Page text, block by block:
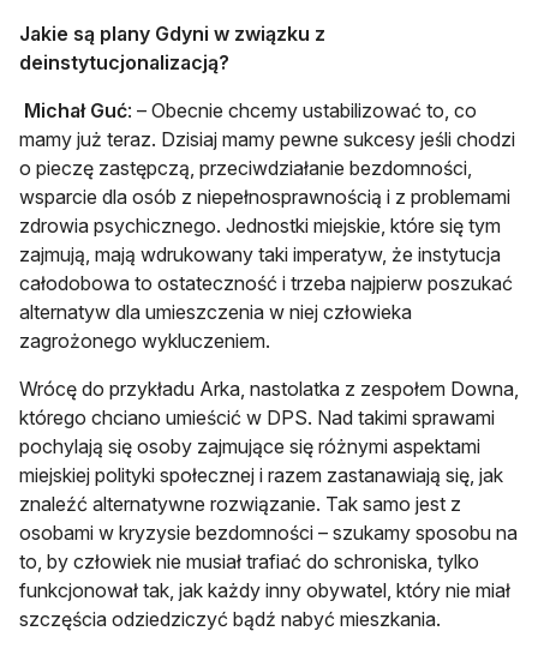
Jakie są plany Gdyni w związku z
deinstytucjonalizacją?
Michał Guć: – Obecnie chcemy ustabilizować to, co
mamy już teraz. Dzisiaj mamy pewne sukcesy jeśli chodzi
o pieczę zastępczą, przeciwdziałanie bezdomności,
wsparcie dla osób z niepełnosprawnością i z problemami
zdrowia psychicznego. Jednostki miejskie, które się tym
zajmują, mają wdrukowany taki imperatyw, że instytucja
całodobowa to ostateczność i trzeba najpierw poszukać
alternatyw dla umieszczenia w niej człowieka
zagrożonego wykluczeniem.
Wrócę do przykładu Arka, nastolatka z zespołem Downa,
którego chciano umieścić w DPS. Nad takimi sprawami
pochylają się osoby zajmujące się różnymi aspektami
miejskiej polityki społecznej i razem zastanawiają się, jak
znaleźć alternatywne rozwiązanie. Tak samo jest z
osobami w kryzysie bezdomności – szukamy sposobu na
to, by człowiek nie musiał trafiać do schroniska, tylko
funkcjonował tak, jak każdy inny obywatel, który nie miał
szczęścia odziedziczyć bądź nabyć mieszkania.